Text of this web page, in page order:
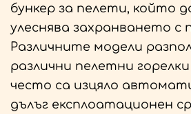
бункер за пелети, който
улеснява захранването с
Различните модели
различни пелетни
често са изцяло
дълъг експлоатационен